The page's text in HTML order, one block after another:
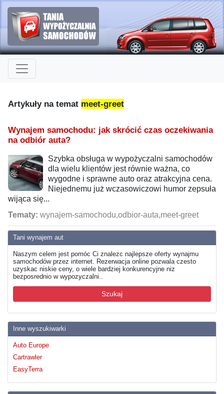
Tani wynajem aut
Naszym celem jest pomóc Ci znalezc najlepsze oferty wynajmu
samochodów przez internet. Rezerwacja online pozwala czesto
uzyskac niskie ceny, o wiele bardziej konkurencyjne niz
bezposrednio w wypozyczalni..
Szukaj
Inne wyszukiwarki
Auto Europe
Cartrawler
EasyTerra
Artykuły na temat meet-greet
Wynajem samochodu: jak skrócić czas oczekiwania
na odbiór auta?
Szybka obsługa w wypożyczalni samochodów
dla wielu klientów jest równie ważna, co
wygodne i sprawne auto oraz atrakcyjna cena.
Niejednemu już wczasowiczowi humor zepsuła
wijąca się...
Tematy: wynajem-samochodu,odbior-auta,meet-greet